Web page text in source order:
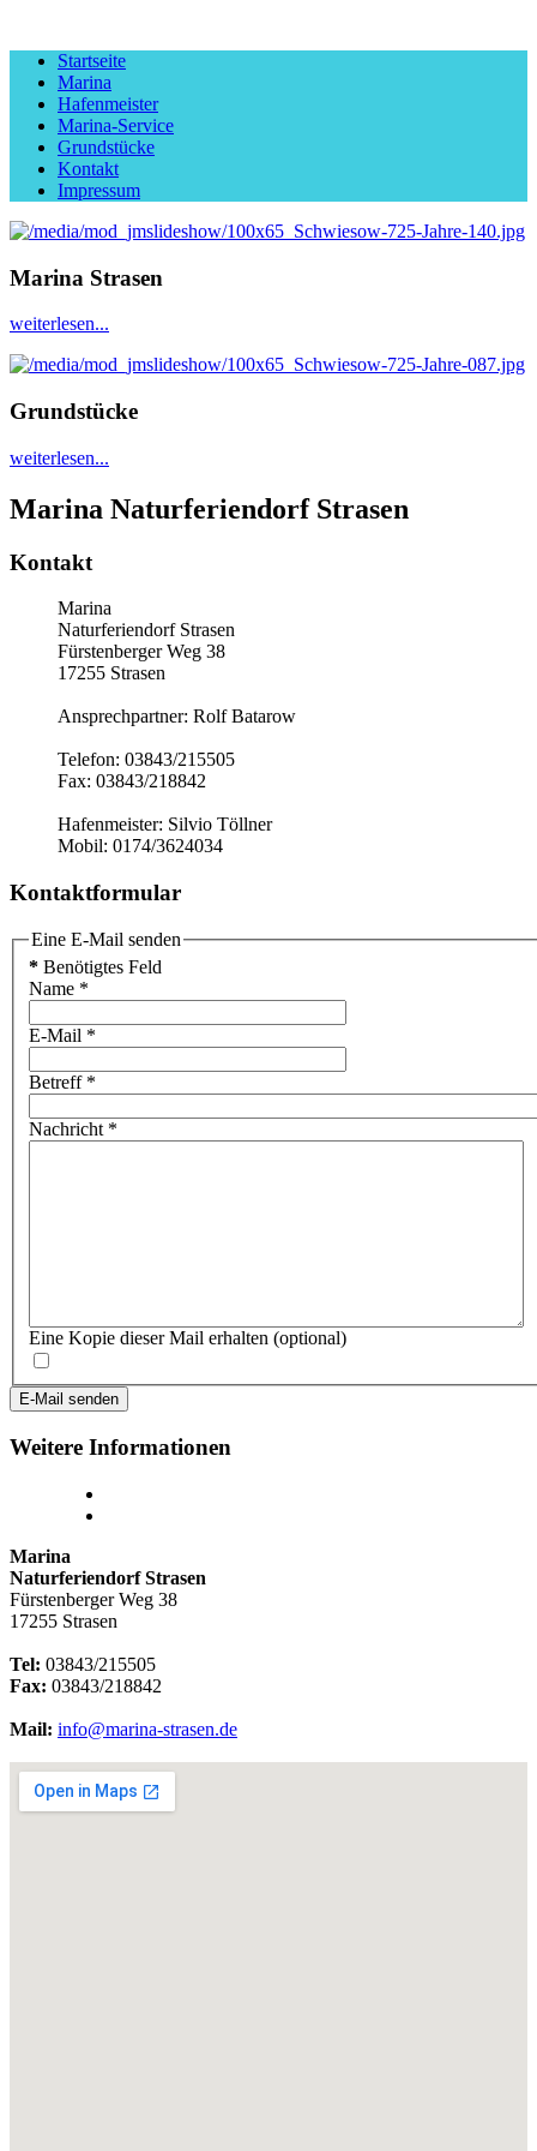
Startseite
Marina
Hafenmeister
Marina-Service
Grundstücke
Kontakt
Impressum
Marina Strasen
weiterlesen...
Grundstücke
weiterlesen...
Marina Naturferiendorf Strasen
Kontakt
Marina
Naturferiendorf Strasen
Fürstenberger Weg 38
17255 Strasen
Ansprechpartner: Rolf Batarow
Telefon: 03843/215505
Fax: 03843/218842
Hafenmeister: Silvio Töllner
Mobil: 0174/3624034
Kontaktformular
Eine E-Mail senden
* Benötigtes Feld
Name *
E-Mail *
Betreff*
Nachricht*
Eine Kopie dieser Mail erhalten (optional)
E-Mail senden
Weitere Informationen
Marina
Naturferiendorf Strasen
Fürstenberger Weg 38
17255 Strasen
Tel: 03843/215505
Fax: 03843/218842
Mail: info@marina-strasen.de